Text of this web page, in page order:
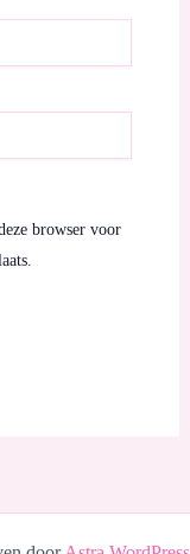
browser voor